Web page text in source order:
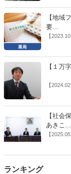
候補の
た同氏の
感の払
の、薬剤
【地域
要...
【
推進」
た。医薬
飯田市）
受け、
【１万
【
た。本
【社会
あきこ...
【
よいの
ランキング